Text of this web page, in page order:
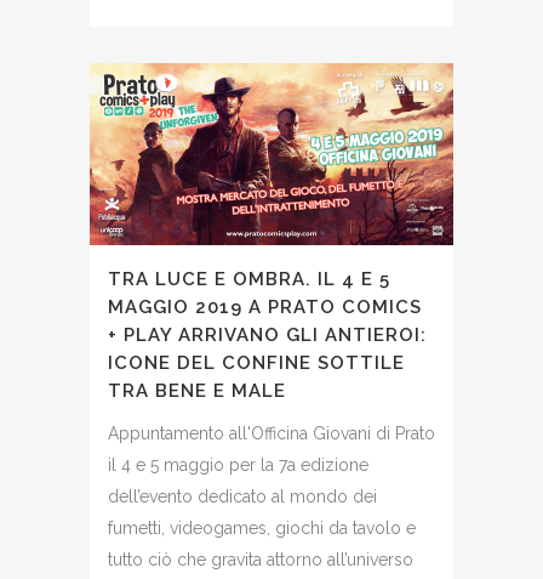
TRA LUCE E OMBRA. IL 4 E 5
MAGGIO 2019 A PRATO COMICS
+ PLAY ARRIVANO GLI ANTIEROI:
ICONE DEL CONFINE SOTTILE
TRA BENE E MALE
Appuntamento all'Officina Giovani di Prato
il 4 e 5 maggio per la 7a edizione
dell’evento dedicato al mondo dei
fumetti, videogames, giochi da tavolo e
tutto ciò che gravita attorno all’universo